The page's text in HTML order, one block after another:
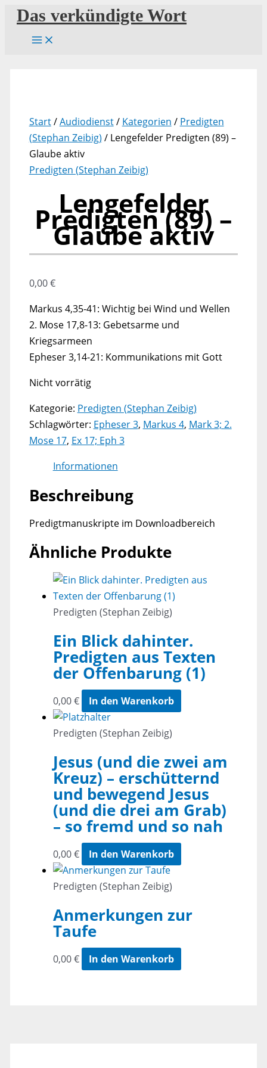
Zum
Inhalt
springen
Das verkündigte Wort
Start/Audiodienst/ Kategorien / Predigten
(Stephan Zeibig) / Lengefelder Predigten (89) –
Glaube aktiv
Predigten (Stephan Zeibig)
Lengefelder
Predigten (89) –
Glaube aktiv
0,00€
Markus 4,35-41: Wichtig bei Wind und Wellen
2. Mose 17,8-13: Gebetsarme und
Kriegsarmeen
Epheser 3,14-21: Kommunikations mit Gott
Nicht vorrätig
Kategorie: Predigten (Stephan Zeibig)
Schlagwörter: Epheser 3, Markus 4, Mark 3; 2.
Mose 17, Ex 17; Eph 3
Informationen
Beschreibung
Predigtmanuskripte im Downloadbereich
Ähnliche Produkte
Predigten (Stephan Zeibig)
Ein Blick dahinter.
Predigten aus Texten
der Offenbarung (1)
0,00€ In den Warenkorb
Predigten (Stephan Zeibig)
Jesus (und die zwei am
Kreuz) – erschütternd
und bewegend Jesus
(und die drei am Grab)
– so fremd und so nah
0,00€ In den Warenkorb
Predigten (Stephan Zeibig)
Anmerkungen zur
Taufe
0,00€ In den Warenkorb